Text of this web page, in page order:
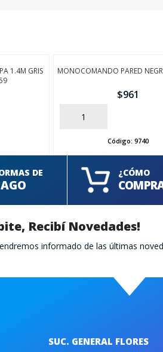
1.4M GRIS
MONOCOMANDO PARED
$961
AÑADIR
Código:9740
DE ¿CÓMO
Recibí Novedades!
informado de las últimas
SUC. GENERAL FLORES